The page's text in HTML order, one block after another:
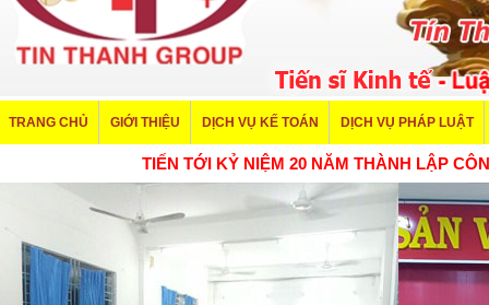
TRANG CHỦ GIỚI THIỆU DỊCH VỤ KẾ TOÁN DỊCH VỤ PHÁP LUẬT
TIẾN TỚI KỶ NIỆM 20 NĂM THÀNH LẬP